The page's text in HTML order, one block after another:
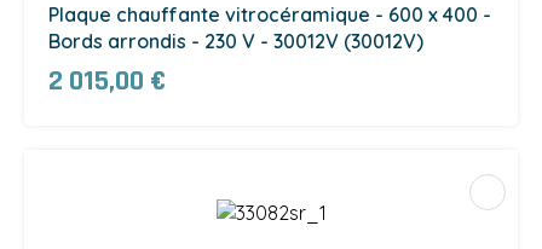
Plaque chauffante vitrocéramique - 600 x 400 -
Bords arrondis - 230 V - 30012V (30012V)
2 015,00 €